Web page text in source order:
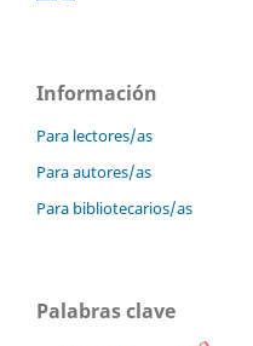
Información
Para lectores/as
Para autores/as
Para bibliotecarios/as
Palabras clave